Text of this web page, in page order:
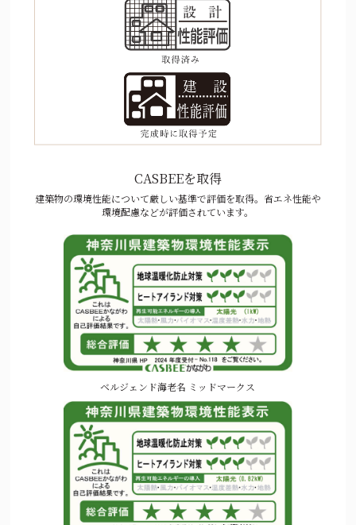
CASBEEを取得
建築物の環境性能について厳しい基準で評価を取得。省エネ性能や
環境配慮などが評価されています。
ベルジェンド海老名 ミッドマークス